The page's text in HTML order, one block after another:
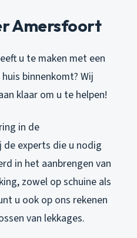
Amersfoort
u te maken met een
binnenkomt? Wij
klaar om u te helpen!
in de
de experts die u nodig
in het aanbrengen van
zowel op schuine als
u ook op ons rekenen
van lekkages.